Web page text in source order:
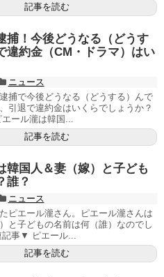
記事を読む
捕！今後どうなる（どうす
違約金（CM・ドラマ）はい
ニュース
捕で今後どうなる（どうする）んで
引退で違約金はいくらでしょうか？
ール瀧は韓国...
記事を読む
韓国人＆妻（嫁）と子ども
誰？
ニュース
ピエール瀧さん。ピエール瀧さんは
と子どもの名前は何（誰）なのでし
事▼ ピエール...
記事を読む